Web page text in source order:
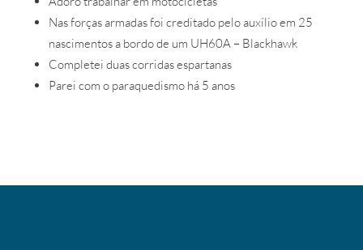
Nas forças armadas foi creditado pelo auxílio em 25
nascimentos a bordo de um UH60A – Blackhawk
Completei duas corridas espartanas
Parei com o paraquedismo há 5 anos